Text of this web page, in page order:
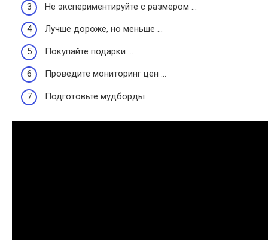
Не экспериментируйте с размером …
Лучше дороже, но меньше …
Покупайте подарки …
Проведите мониторинг цен …
Подготовьте мудборды